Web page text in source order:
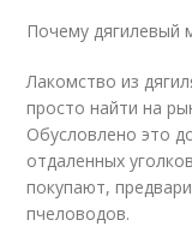
Почему дягилевый
Лакомство из
просто найти на
Обусловлено это
отдаленных
покупают,
пчеловодов.